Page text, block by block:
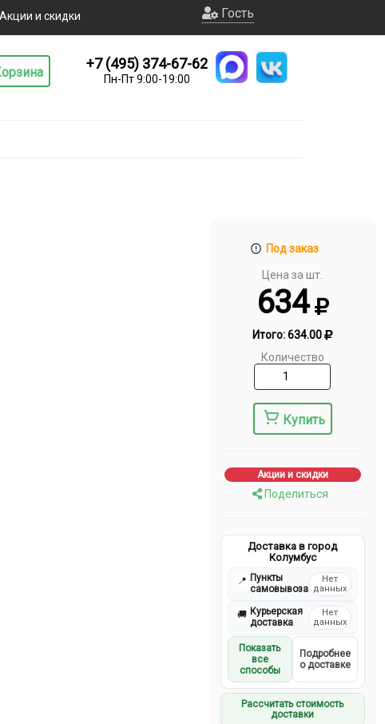
Акции и скидки Гость
+7 (495) 374-67-62
Пн-Пт 9:00-19:00
Под заказ
Цена за шт.
634
Итого:634.00
Количество
Купить
Акции и скидки
Поделиться
Доставка в город
Колумбус
📍 Пункты
самовывоза
Нет
данных
🚚 Курьерская
доставка
Нет
данных
Показать
все
способы
Подробнее
о доставке
Рассчитать стоимость
доставки